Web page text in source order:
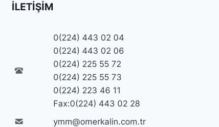
İLETIŞIM
0(224) 443 02 04
0(224) 443 02 06
0(224) 225 55 72
0(224) 225 55 73
0(224) 223 46 11
Fax:0(224) 443 02 28
ymm@omerkalin.com.tr